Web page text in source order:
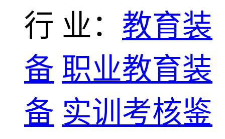
行 业： 教育装
备 职业教育装
备 实训考核鉴